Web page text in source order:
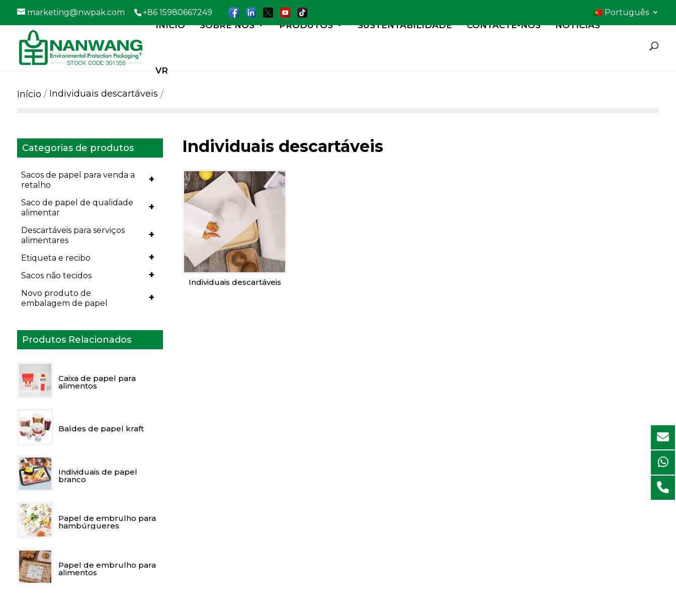
marketing@nwpak.com +86 15980667249 Português
INÍCIO SOBRE NÓS PRODUTOS SUSTENTABILIDADE CONTACTE-NOS NOTÍCIAS
VR
Início Individuais descartáveis
Categorias de produtos
+
Sacos de papel para venda a
retalho
+
Saco de papel de qualidade
alimentar
+
Descartáveis para serviços
alimentares
+
Etiqueta e recibo
+
Sacos não tecidos
+
Novo produto de
embalagem de papel
Produtos Relacionados
Caixa de papel para
alimentos
Baldes de papel kraft
Individuais de papel
branco
Papel de embrulho para
hambúrgueres
Papel de embrulho para
alimentos
Individuais descartáveis
Individuais descartáveis